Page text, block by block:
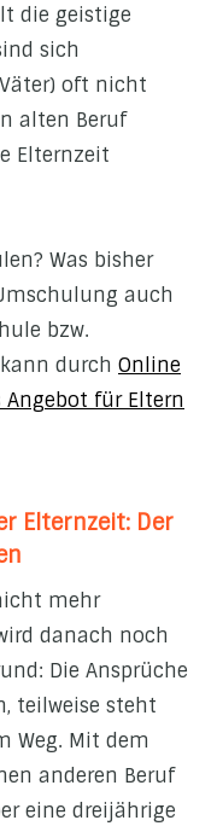
die geistige
sich
oft nicht
alten Beruf
Elternzeit
Was bisher
auch
bzw.
durch Online
für Eltern
Elternzeit: Der
mehr
danach noch
Die Ansprüche
teilweise steht
Weg. Mit dem
anderen Beruf
eine dreijährige